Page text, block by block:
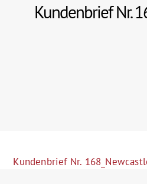
Kundenbrief Nr.
Kundenbrief Nr.